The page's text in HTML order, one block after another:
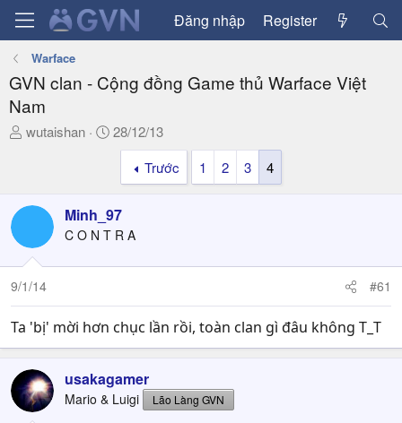
Đăng nhập Register
Warface
GVN clan - Cộng đồng Game thủ Warface Việt
Nam
T
a
s
t
a
wutaishan
N
g
ử
28/12/13
Trước
1 2 3 4
Minh_97
C O N T R A
9/1/14 #61
Ta 'bị' mời hơn chục lần rồi, toàn clan gì đâu không T_T
usakagamer
Mario & Luigi Lão Làng GVN